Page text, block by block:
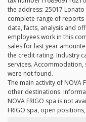
the address: 25017
complete range of reports
data, facts, analysis and
employees work in this
sales for last year
the credit rating. Industry
services. Accommodation,
were not found.
The main activity of NOVA
other destinations.
NOVA FRIGO spa is not
FRIGO spa, open